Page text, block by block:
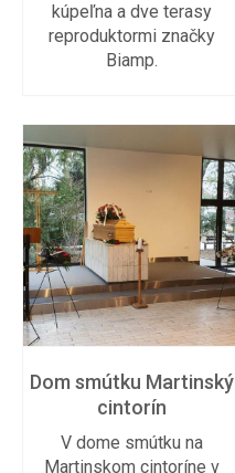
kúpeľna a dve terasy
reproduktormi značky
Biamp.
Dom smútku Martinský
cintorín
V dome smútku na
Martinskom cintoríne v